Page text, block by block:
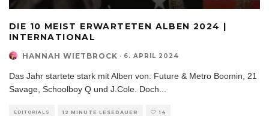
DIE 10 MEIST ERWARTETEN ALBEN 2024 |
INTERNATIONAL
HANNAH WIETBROCK · 6. APRIL 2024
Das Jahr startete stark mit Alben von: Future & Metro Boomin, 21
Savage, Schoolboy Q und J.Cole. Doch
EDITORIALS 12 MINUTE LESEDAUER 14